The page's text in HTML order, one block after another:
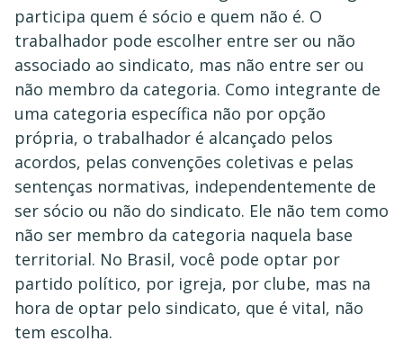
participa quem é sócio e quem não é. O
trabalhador pode escolher entre ser ou não
associado ao sindicato, mas não entre ser ou
não membro da categoria. Como integrante de
uma categoria específica não por opção
própria, o trabalhador é alcançado pelos
acordos, pelas convenções coletivas e pelas
sentenças normativas, independentemente de
ser sócio ou não do sindicato. Ele não tem como
não ser membro da categoria naquela base
territorial. No Brasil, você pode optar por
partido político, por igreja, por clube, mas na
hora de optar pelo sindicato, que é vital, não
tem escolha.